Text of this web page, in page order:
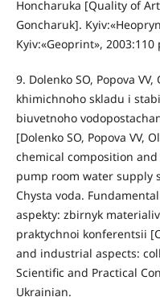
Honcharuka [Quality of
Goncharuk].
Kyiv:«Geoprint»,
9. Dolenko SO, Popova
khimichnoho skladu i
biuvetnoho
[Dolenko SO, Popova VV,
chemical composition
pump room water supply
Chysta voda.
aspekty: zbirnyk
praktychnoi konferentsii
and industrial aspects:
Scientific and Practical
Ukrainian.